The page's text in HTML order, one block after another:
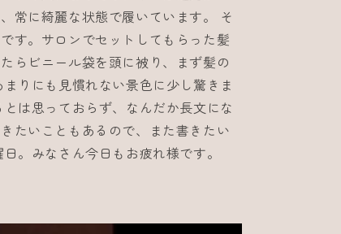
常に綺麗な状態で履いています。 そ
す。サロンでセットしてもらった髪
らビニール袋を頭に被り、まず髪の
りにも見慣れない景色に少し驚きま
は思っておらず、なんだか長文にな
たいこともあるので、また書きたい
。みなさん今日もお疲れ様です。